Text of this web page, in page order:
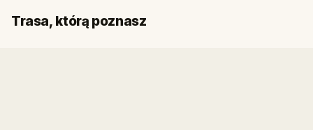
Trasa, którą poznasz
Start
Meta